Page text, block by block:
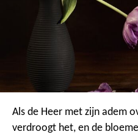
Als de Heer met zijn adem
verdroogt het, en de